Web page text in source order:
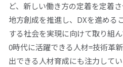
ど、新しい働き方の定着を定着
地方創成を推進し、 DXを進める
する社会を実現に向けて取り組ん
0時代に活躍できる人材=技術革
出できる人材育成にも注力してい